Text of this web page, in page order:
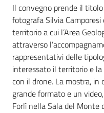
Servizi
Leggi Atti Bandi
Piani Programmi
Progetti
Il convegno prende il
fotografa Silvia Camporesi
territorio a cui l’Area
attraverso
rappresentativi delle
interessato il territorio e
con il drone. La mostra,
grande formato e un
Forlì nella Sala del Monte